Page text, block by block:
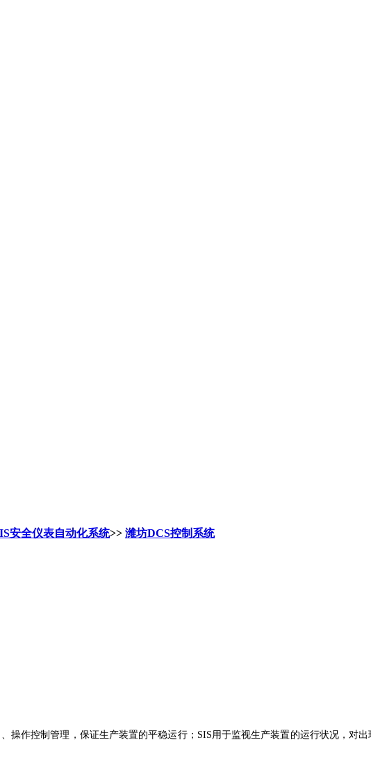
安全仪表自动化系统>> 潍坊DCS控制系统
操作控制管理，保证生产装置的平稳运行；SIS用于监视生产装置的运行状况，对